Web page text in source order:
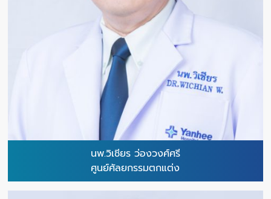
นพ.วิเชียร ว่องวงศ์ศรี
ศูนย์ศัลยกรรมตกแต่ง